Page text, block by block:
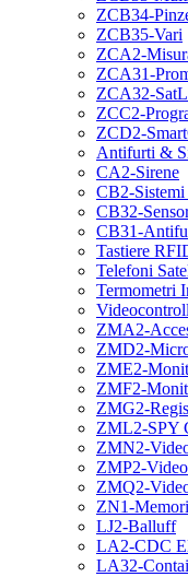
ZCB34-
ZCB35-Vari
ZCA2-
ZCA31-
ZCA32-
ZCC2-
ZCD2-
Antifurti &
CA2-Sirene
CB2-
CB32-
CB31-
Tastiere
Telefoni
Termometri
ZMA2-
ZMD2-
ZME2-
ZMF2-
ZMG2-
ZML2-SPY
ZMN2-
ZMP2-
ZMQ2-
ZN1-
LJ2-Balluff
LA2-CDC
LA32-